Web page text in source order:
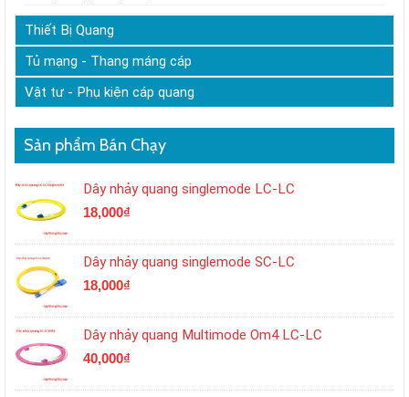
Thiết Bị Quang
Tủ mạng - Thang máng cáp
Vật tư - Phụ kiện cáp quang
Sản phẩm Bán Chạy
Dây nhảy quang singlemode LC-LC
18,000₫
Dây nhảy quang singlemode SC-LC
18,000₫
Dây nhảy quang Multimode Om4 LC-LC
40,000₫